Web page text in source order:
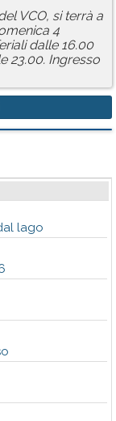
VCO, si terrà a
4
dalle 16.00
23.00. Ingresso
lago